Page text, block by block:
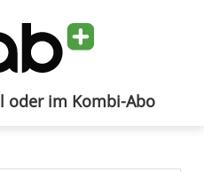
oder im Kombi-Abo